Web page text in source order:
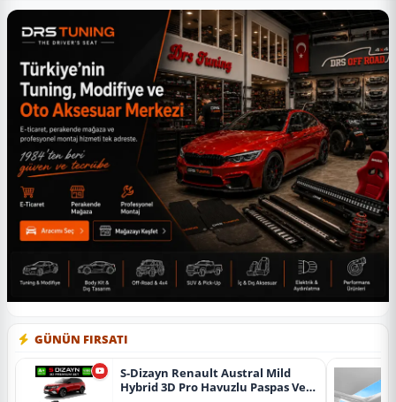
GÜNÜN FIRSATI
S-Dizayn Renault Austral Mild
Hybrid 3D Pro Havuzlu Paspas Ve